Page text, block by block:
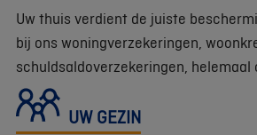
Uw thuis verdient de juiste
bij ons woningverzekeringen,
schuldsaldoverzekeringen, helemaal
UW GEZIN